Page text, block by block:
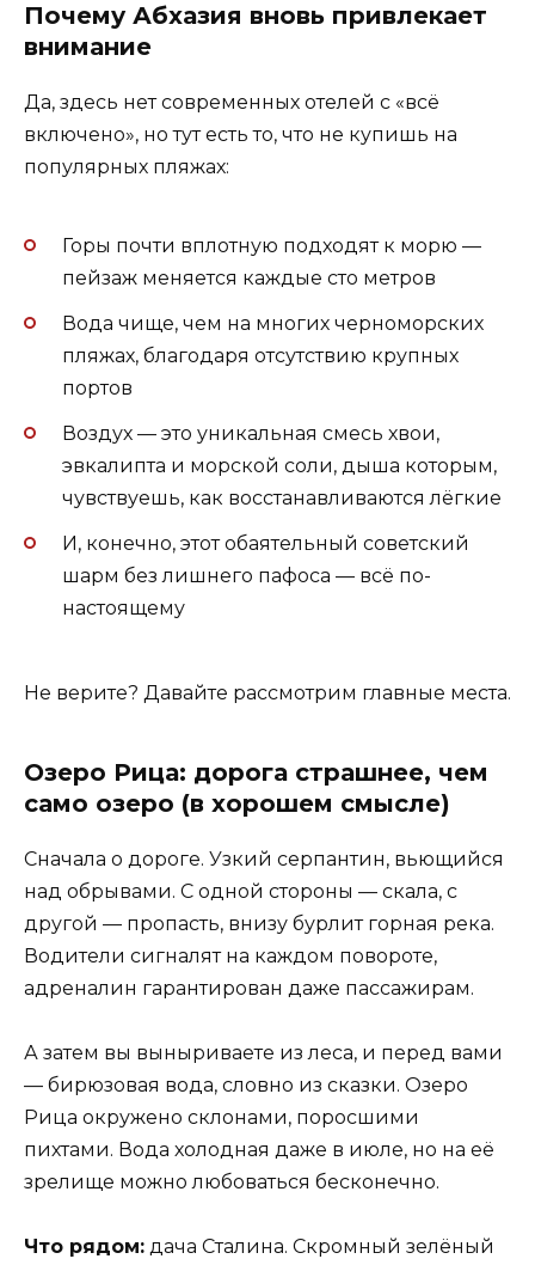
Почему Абхазия вновь привлекает
внимание
Да, здесь нет современных отелей с «всё
включено», но тут есть то, что не купишь на
популярных пляжах:
Горы почти вплотную подходят к морю —
пейзаж меняется каждые сто метров
Вода чище, чем на многих черноморских
пляжах, благодаря отсутствию крупных
портов
Воздух — это уникальная смесь хвои,
эвкалипта и морской соли, дыша которым,
чувствуешь, как восстанавливаются лёгкие
И, конечно, этот обаятельный советский
шарм без лишнего пафоса — всё по-
настоящему
Не верите? Давайте рассмотрим главные места.
Озеро Рица: дорога страшнее, чем
само озеро (в хорошем смысле)
Сначала о дороге. Узкий серпантин, вьющийся
над обрывами. С одной стороны — скала, с
другой — пропасть, внизу бурлит горная река.
Водители сигналят на каждом повороте,
адреналин гарантирован даже пассажирам.
А затем вы выныриваете из леса, и перед вами
— бирюзовая вода, словно из сказки. Озеро
Рица окружено склонами, поросшими
пихтами. Вода холодная даже в июле, но на её
зрелище можно любоваться бесконечно.
Что рядом: дача Сталина. Скромный зелёный